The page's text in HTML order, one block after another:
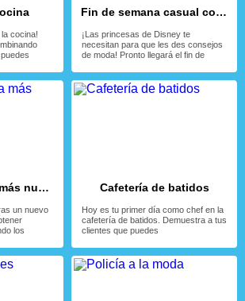
cocina!
Fin de semana casual con las fashionistas
¡Las princesas de Disney te
necesitan para que les des consejos
de moda! Pronto llegará el fin de
El blog de moda más nuevo
un nuevo
los
Cafetería de batidos
Hoy es tu primer día como chef en la
cafetería de batidos. Demuestra a tus
clientes que puedes